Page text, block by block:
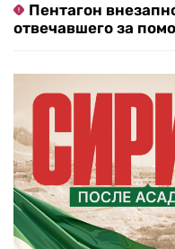
Пентагон
отвечавшего за